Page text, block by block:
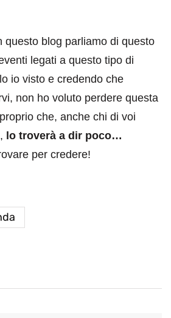
questo blog parliamo di questo
legati a questo tipo di
io visto e credendo che
non ho voluto perdere questa
che, anche chi di voi
lo troverà a dir poco…
per credere!